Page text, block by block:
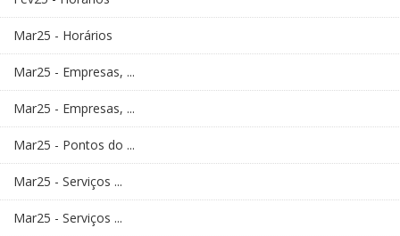
Mar25 - Horários
Mar25 - Empresas, ...
Mar25 - Empresas, ...
Mar25 - Pontos do ...
Mar25 - Serviços ...
Mar25 - Serviços ...